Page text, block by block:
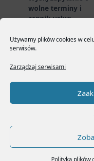
Używamy plików cookies w
serwisów.
Zarządzaj serwisami
Polityka plików
wolne terminy i
cennik usług
poprzez formularz
zgłoszeniowy: